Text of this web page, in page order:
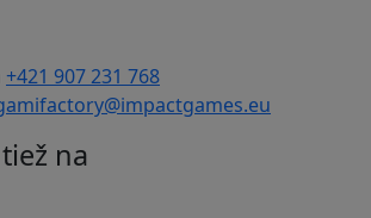
+421 907 231 768
na